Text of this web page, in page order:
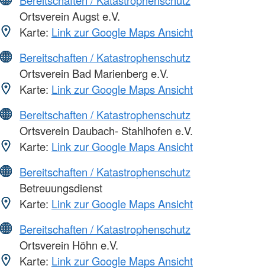
Ortsverein Augst e.V.
Karte: Link zur Google Maps Ansicht
Bereitschaften / Katastrophenschutz
Ortsverein Bad Marienberg e.V.
Karte: Link zur Google Maps Ansicht
Bereitschaften / Katastrophenschutz
Ortsverein Daubach- Stahlhofen e.V.
Karte: Link zur Google Maps Ansicht
Bereitschaften / Katastrophenschutz
Betreuungsdienst
Karte: Link zur Google Maps Ansicht
Bereitschaften / Katastrophenschutz
Ortsverein Höhn e.V.
Karte: Link zur Google Maps Ansicht